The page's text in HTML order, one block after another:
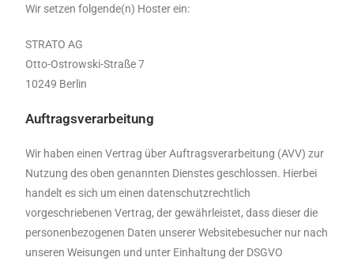
Wir setzen folgende(n) Hoster ein:
STRATO AG
Otto-Ostrowski-Straße 7
10249 Berlin
Auftragsverarbeitung
Wir haben einen Vertrag über Auftragsverarbeitung (AVV) zur
Nutzung des oben genannten Dienstes geschlossen. Hierbei
handelt es sich um einen datenschutzrechtlich
vorgeschriebenen Vertrag, der gewährleistet, dass dieser die
personenbezogenen Daten unserer Websitebesucher nur nach
unseren Weisungen und unter Einhaltung der DSGVO